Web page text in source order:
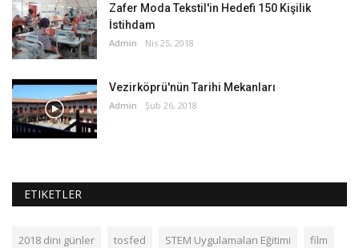
Zafer Moda Tekstil'in Hedefi 150 Kişilik
İstihdam
Admin Nis 25, 2018
Vezirköprü'nün Tarihi Mekanları
Admin Şub 26, 2018
ETIKETLER
2018 dini günler tosfed STEM Uygulamaları Eğitimi film